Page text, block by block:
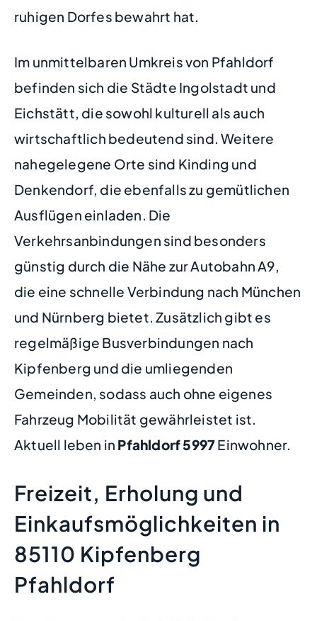
ruhigen Dorfes bewahrt hat.
Im unmittelbaren Umkreis von Pfahldorf
befinden sich die Städte Ingolstadt und
Eichstätt, die sowohl kulturell als auch
wirtschaftlich bedeutend sind. Weitere
nahegelegene Orte sind Kinding und
Denkendorf, die ebenfalls zu gemütlichen
Ausflügen einladen. Die
Verkehrsanbindungen sind besonders
günstig durch die Nähe zur Autobahn A9,
die eine schnelle Verbindung nach München
und Nürnberg bietet. Zusätzlich gibt es
regelmäßige Busverbindungen nach
Kipfenberg und die umliegenden
Gemeinden, sodass auch ohne eigenes
Fahrzeug Mobilität gewährleistet ist.
Aktuell leben in Pfahldorf5997Einwohner.
Freizeit, Erholung und
Einkaufsmöglichkeiten in
85110 Kipfenberg
Pfahldorf